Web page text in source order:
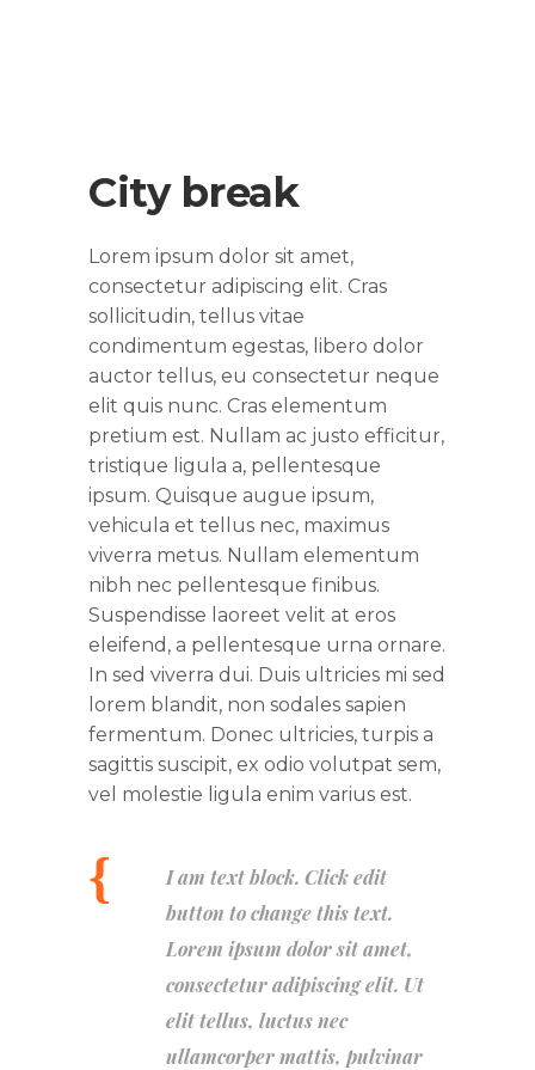
City break
Lorem ipsum dolor sit amet,
consectetur adipiscing elit. Cras
sollicitudin, tellus vitae
condimentum egestas, libero dolor
auctor tellus, eu consectetur neque
elit quis nunc. Cras elementum
pretium est. Nullam ac justo efficitur,
tristique ligula a, pellentesque
ipsum. Quisque augue ipsum,
vehicula et tellus nec, maximus
viverra metus. Nullam elementum
nibh nec pellentesque finibus.
Suspendisse laoreet velit at eros
eleifend, a pellentesque urna ornare.
In sed viverra dui. Duis ultricies mi sed
lorem blandit, non sodales sapien
fermentum. Donec ultricies, turpis a
sagittis suscipit, ex odio volutpat sem,
vel molestie ligula enim varius est.
I am text block. Click edit
button to change this text.
Lorem ipsum dolor sit amet,
consectetur adipiscing elit. Ut
elit tellus, luctus nec
ullamcorper mattis, pulvinar